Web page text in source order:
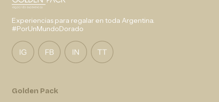
Experiencias para regalar en toda Argentina.
#PorUnMundoDorado
Golden Pack